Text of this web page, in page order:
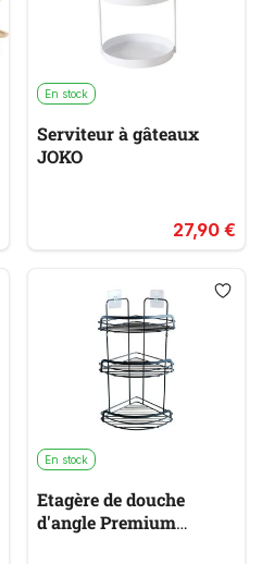
En stock
Serviteur à gâteaux
JOKO
27,90 €
En stock
Etagère de douche
d'angle Premium